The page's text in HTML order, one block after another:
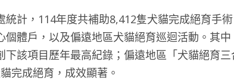
統計，114年度共補助8,412隻犬貓完成絕育手
個體戶，以及偏遠地區犬貓絕育巡迴活動。其
下該項目歷年最高紀錄；偏遠地區「犬貓絕育
完成絕育，成效顯著。